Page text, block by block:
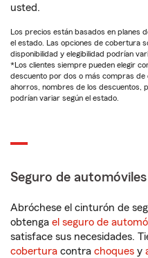
usted.
Los precios están basados en planes
el estado. Las opciones de cobertura
disponibilidad y elegibilidad podrían
*Los clientes siempre pueden elegir
descuento por dos o más compras de
ahorros, nombres de los descuentos,
podrían variar según el estado.
Seguro de automóviles
Abróchese el cinturón de
obtenga el seguro de
satisface sus necesidades.
cobertura contra choques y